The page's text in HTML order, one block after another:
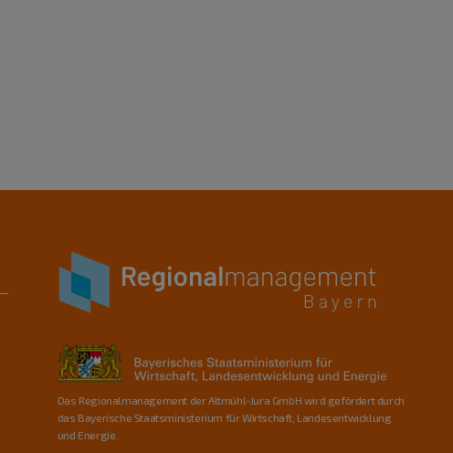
Das Regionalmanagement der Altmühl-Jura GmbH wird gefördert durch
das Bayerische Staatsministerium für Wirtschaft, Landesentwicklung
und Energie.